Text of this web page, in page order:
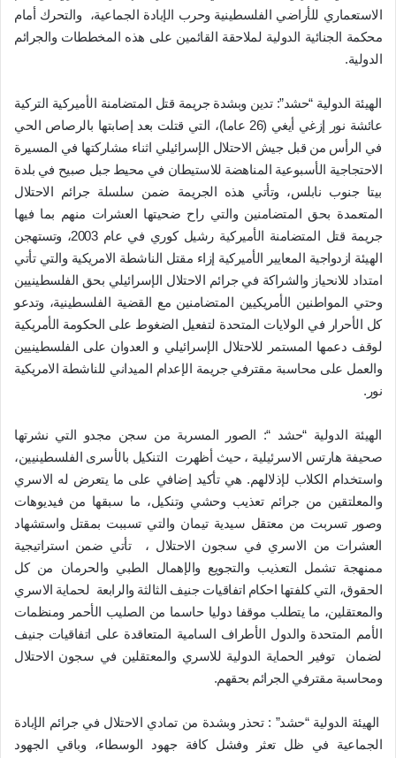
الاستعماري للأراضي الفلسطينية وحرب الإبادة الجماعية، والتحرك أمام
محكمة الجنائية الدولية لملاحقة القائمين على هذه المخططات والجرائم
الدولية.
الهيئة الدولية “حشد”: تدين وبشدة جريمة قتل المتضامنة الأميركية التركية
عائشة نور إزغي أيغي (26 عاما)، التي قتلت بعد إصابتها بالرصاص الحي
في الرأس من قبل جيش الاحتلال الإسرائيلي اثناء مشاركتها في المسيرة
الاحتجاجية الأسبوعية المناهضة للاستيطان في محيط جبل صبيح في بلدة
بيتا جنوب نابلس، وتأتي هذه الجريمة ضمن سلسلة جرائم الاحتلال
المتعمدة بحق المتضامنين والتي راح ضحيتها العشرات منهم بما فيها
جريمة قتل المتضامنة الأميركية رشيل كوري في عام 2003، وتستهجن
الهيئة ازدواجية المعايير الأميركية إزاء مقتل الناشطة الامريكية والتي تأتي
امتداد للانحياز والشراكة في جرائم الاحتلال الإسرائيلي بحق الفلسطينيين
وحتي المواطنين الأمريكيين المتضامنين مع القضية الفلسطينية، وتدعو
كل الأحرار في الولايات المتحدة لتفعيل الضغوط على الحكومة الأمريكية
لوقف دعمها المستمر للاحتلال الإسرائيلي و العدوان على الفلسطينيين
والعمل على محاسبة مقترفي جريمة الإعدام الميداني للناشطة الامريكية
نور.
الهيئة الدولية “حشد “: الصور المسربة من سجن مجدو التي نشرتها
صحيفة هارتس الاسرئيلية ، حيث أظهرت التنكيل بالأسرى الفلسطينيين،
واستخدام الكلاب لإذلالهم. هي تأكيد إضافي على ما يتعرض له الاسري
والمعلتقين من جرائم تعذيب وحشي وتنكيل، ما سبقها من فيديوهات
وصور تسربت من معتقل سيدية تيمان والتي تسببت بمقتل واستشهاد
العشرات من الاسري في سجون الاحتلال ، تأتي ضمن استراتيجية
ممنهجة تشمل التعذيب والتجويع والإهمال الطبي والحرمان من كل
الحقوق، التي كلفتها احكام اتفاقيات جنيف الثالثة والرابعة لحماية الاسري
والمعتقلين، ما يتطلب موقفا دوليا حاسما من الصليب الأحمر ومنظمات
الأمم المتحدة والدول الأطراف السامية المتعاقدة على اتفاقيات جنيف
لضمان توفير الحماية الدولية للاسري والمعتقلين في سجون الاحتلال
ومحاسبة مقترفي الجرائم بحقهم.
الهيئة الدولية “حشد” : تحذر وبشدة من تمادي الاحتلال في جرائم الإبادة
الجماعية في ظل تعثر وفشل كافة جهود الوسطاء، وباقي الجهود